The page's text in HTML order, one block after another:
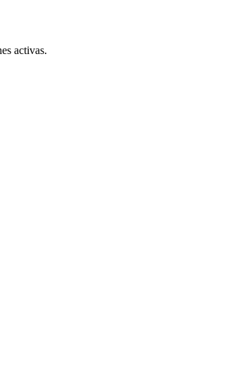
activas.